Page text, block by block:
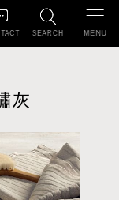
SEARCH MENU
灰